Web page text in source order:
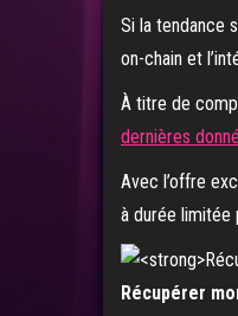
Si la tendance
on-chain et
À titre de
dernières
Avec l’offre
à durée limitée
Récupérer